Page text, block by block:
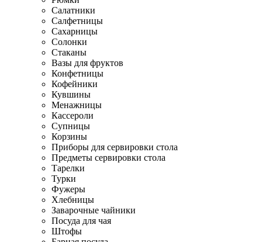
Салатники
Салфетницы
Сахарницы
Солонки
Стаканы
Вазы для фруктов
Конфетницы
Кофейники
Кувшины
Менажницы
Кассероли
Супницы
Корзины
Приборы для сервировки стола
Предметы сервировки стола
Тарелки
Турки
Фужеры
Хлебницы
Заварочные чайники
Посуда для чая
Штофы